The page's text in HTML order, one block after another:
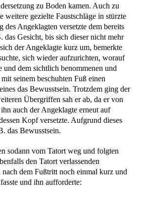
zu Boden kamen. Auch zu
weitere gezielte Faustschläge in stürzte
des Angeklagten versetzte dem bereits
das Gesicht, bis sich dieser nicht mehr
der Angeklagte kurz um, bemerkte
sich wieder aufzurichten, worauf
und dem sichtlich benommenen und
seinem beschuhten Fuß einen
das Bewusstsein. Trotzdem ging der
Übergriffen sah er ab, da er von
auch der Angeklagte erneut auf
Kopf versetzte. Aufgrund dieses
das Bewusstsein.
sodann vom Tatort weg und folgten
den Tatort verlassenden
dem Fußtritt noch einmal kurz und
und ihn aufforderte: